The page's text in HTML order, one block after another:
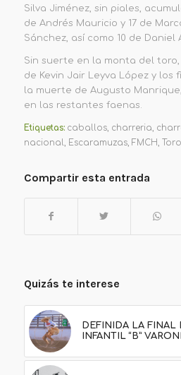
Silva Jiménez, sin piales,
de Andrés Mauricio y 17 de
Sánchez, así como 10 de Daniel
Sin suerte en la monta del
de Kevin Jair Leyva López y los
la muerte de Augusto
en las restantes faenas.
Etiquetas: caballos, charreria,
nacional, Escaramuzas, FMCH,
Compartir esta entrada
Quizás te interese
DEFINIDA LA FINAL
INFANTIL “B”